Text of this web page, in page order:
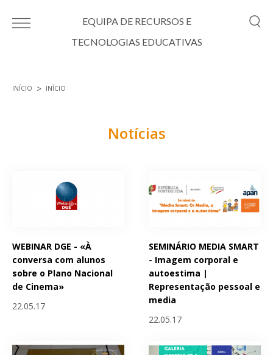
EQUIPA DE RECURSOS E
TECNOLOGIAS EDUCATIVAS
INÍCIO INÍCIO
Notícias
WEBINAR DGE - «À
conversa com alunos
sobre o Plano Nacional
de Cinema»
22.05.17
SEMINÁRIO MEDIA SMART
- Imagem corporal e
autoestima |
Representação pessoal e
media
22.05.17
Páginas